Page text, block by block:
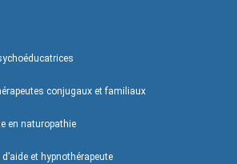
conjugaux et familiaux
en naturopathie
et hypnothérapeute